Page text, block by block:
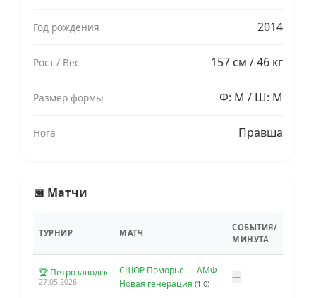
Год рождения 2014
Рост / Вес 157 см / 46 кг
Размер формы Ф: M / Ш: M
Нога Правша
📅 Матчи
ТУРНИР МАТЧ
СОБЫТИЯ/
МИНУТА
🏆 Петрозаводск
27.05.2026
СШОР Поморье — АМФ
Новая генерация (1:0)
—